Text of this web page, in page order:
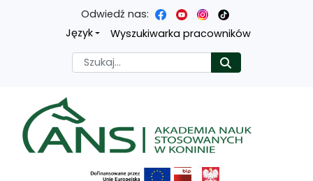
Przejdź
treści
głównej
Przejdź
menu
nawigacyjnego
Przejdź
wyszukiwarki
Przejdź
mapy
strony
Odwiedź nas:
Język
Wyszukiwarka pracowników
Szukaj
Akademia nauk